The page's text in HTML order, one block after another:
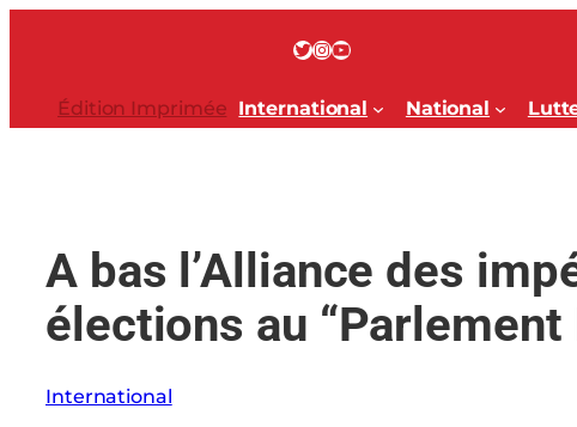
Twitter InstagramYouTube
Édition Imprimée International National
A bas l’Alliance des
élections au “Parlement
International